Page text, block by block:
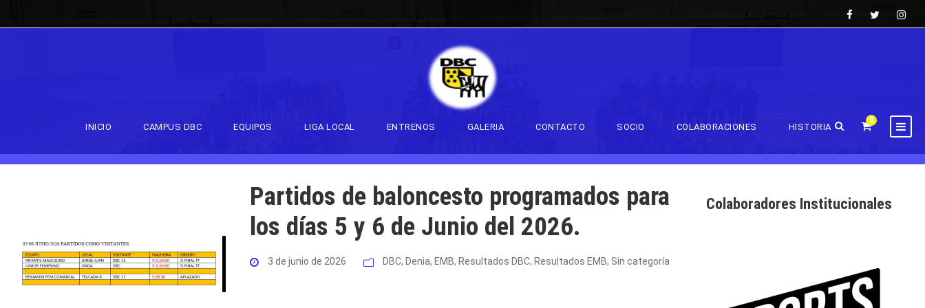
INICIO CAMPUS DBC EQUIPOS LIGA LOCAL ENTRENOS GALERIA CONTACTO SOCIO COLABORACIONES HISTORIA
0
DAY
Partidos de baloncesto programados para
los días 5 y 6 de Junio del 2026.
3 de junio de 2026 DBC, Denia, EMB, Resultados DBC, Resultados EMB, Sin categoría
Colaboradores Institucionales